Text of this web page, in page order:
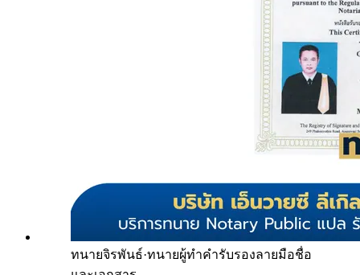
ทนายจิรพันธ์·ทนายผู้ทำคำรับรองลายมือชื่อ